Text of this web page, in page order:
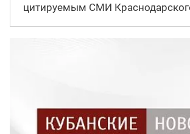
цитируемым СМИ